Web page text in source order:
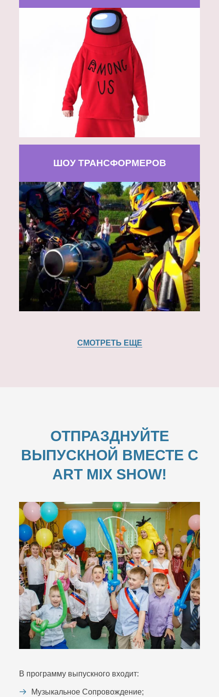
ШОУ ТРАНСФОРМЕРОВ
СМОТРЕТЬ ЕЩЕ
ОТПРАЗДНУЙТЕ
ВЫПУСКНОЙ ВМЕСТЕ С
ART MIX SHOW!
В программу выпускного входит:
Музыкальное Сопровождение;